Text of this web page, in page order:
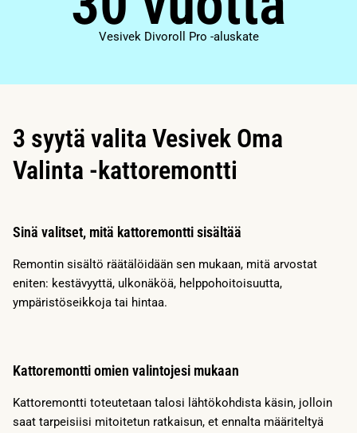
Vesivek Divoroll Pro -aluskate
3 syytä valita Vesivek Oma
Valinta -kattoremontti
Sinä valitset, mitä kattoremontti sisältää
Remontin sisältö räätälöidään sen mukaan, mitä arvostat
eniten: kestävyyttä, ulkonäköä, helppohoitoisuutta,
ympäristöseikkoja tai hintaa.
Kattoremontti omien valintojesi mukaan
Kattoremontti toteutetaan talosi lähtökohdista käsin, jolloin
saat tarpeisiisi mitoitetun ratkaisun, et ennalta määriteltyä